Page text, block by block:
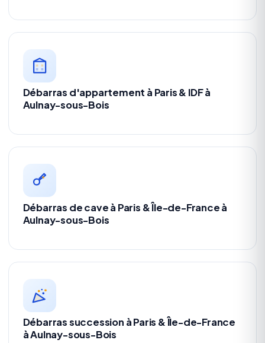
Débarras d'appartement à Paris & IDF à
Aulnay-sous-Bois
Débarras de cave à Paris & Île-de-France à
Aulnay-sous-Bois
Débarras succession à Paris & Île-de-France
à Aulnay-sous-Bois